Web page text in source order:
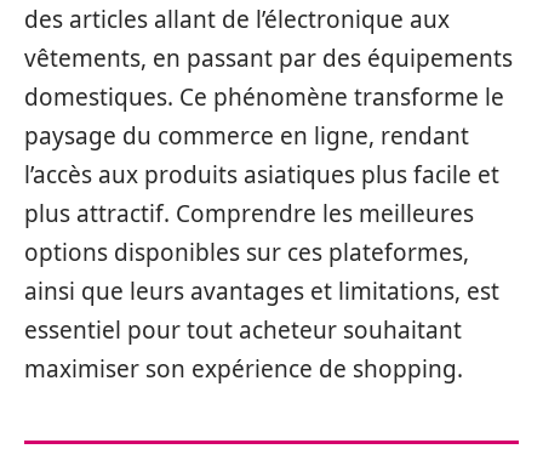
des articles allant de l’électronique aux
vêtements, en passant par des équipements
domestiques. Ce phénomène transforme le
paysage du commerce en ligne, rendant
l’accès aux produits asiatiques plus facile et
plus attractif. Comprendre les meilleures
options disponibles sur ces plateformes,
ainsi que leurs avantages et limitations, est
essentiel pour tout acheteur souhaitant
maximiser son expérience de shopping.